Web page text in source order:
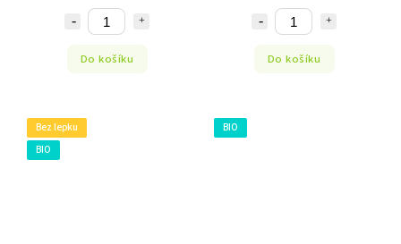
Do košíku Do košíku
Bez lepku
BIO
BIO